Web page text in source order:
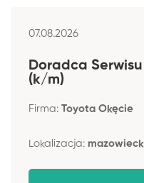
07.08.2026
Doradca
(k/m)
Firma: Toyota Okęcie
Lokalizacja: